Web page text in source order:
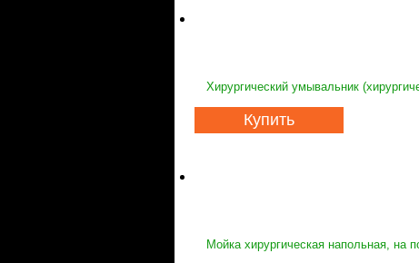
Хирургический умывальник
Купить
Мойка хирургическая напольная,